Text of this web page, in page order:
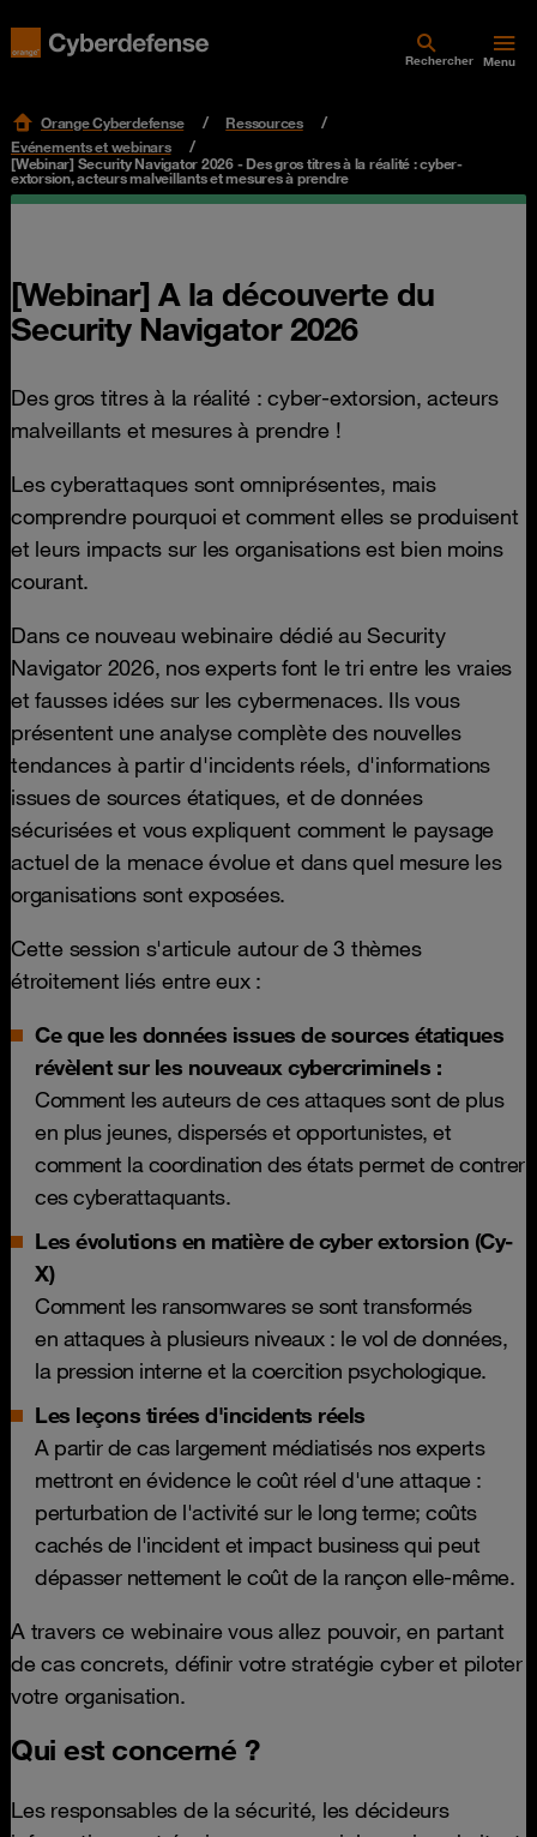
Rechercher Menu
Orange Cyberdefense
Ressources
Evénements et webinars
[Webinar] Security Navigator 2026 - Des gros titres à la réalité : cyber-
extorsion, acteurs malveillants et mesures à prendre
[Webinar] A la découverte du
Security Navigator 2026
Des gros titres à la réalité : cyber-extorsion, acteurs
malveillants et mesures à prendre !
Les cyberattaques sont omniprésentes, mais
comprendre pourquoi et comment elles se produisent
et leurs impacts sur les organisations est bien moins
courant.
Dans ce nouveau webinaire dédié au Security
Navigator 2026, nos experts font le tri entre les vraies
et fausses idées sur les cybermenaces. Ils vous
présentent une analyse complète des nouvelles
tendances à partir d'incidents réels, d'informations
issues de sources étatiques, et de données
sécurisées et vous expliquent comment le paysage
actuel de la menace évolue et dans quel mesure les
organisations sont exposées.
Cette session s'articule autour de 3 thèmes
étroitement liés entre eux :
Ce que les données issues de sources étatiques
révèlent sur les nouveaux cybercriminels :
Comment les auteurs de ces attaques sont de plus
en plus jeunes, dispersés et opportunistes, et
comment la coordination des états permet de contrer
ces cyberattaquants.
Les évolutions en matière de cyber extorsion (Cy-
X)
Comment les ransomwares se sont transformés
en attaques à plusieurs niveaux : le vol de données,
la pression interne et la coercition psychologique.
Les leçons tirées d'incidents réels
A partir de cas largement médiatisés nos experts
mettront en évidence le coût réel d'une attaque :
perturbation de l'activité sur le long terme; coûts
cachés de l'incident et impact business qui peut
dépasser nettement le coût de la rançon elle-même.
A travers ce webinaire vous allez pouvoir, en partant
de cas concrets, définir votre stratégie cyber et piloter
votre organisation.
Qui est concerné ?
Les responsables de la sécurité, les décideurs